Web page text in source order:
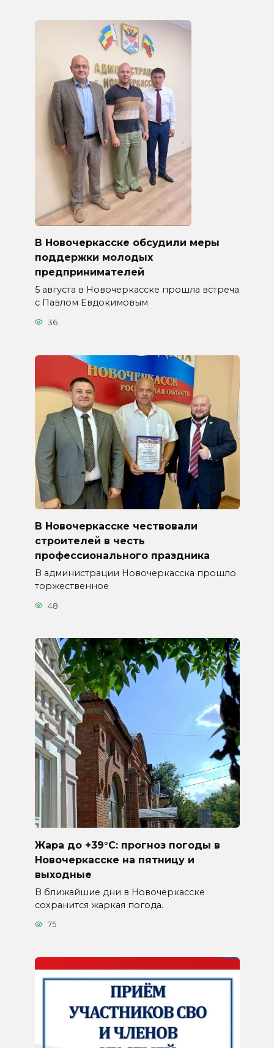
В Новочеркасске обсудили меры
поддержки молодых
предпринимателей
5 августа в Новочеркасске прошла встреча
с Павлом Евдокимовым
36
В Новочеркасске чествовали
строителей в честь
профессионального праздника
В администрации Новочеркасска прошло
торжественное
48
Жара до +39°C: прогноз погоды в
Новочеркасске на пятницу и
выходные
В ближайшие дни в Новочеркасске
сохранится жаркая погода.
75